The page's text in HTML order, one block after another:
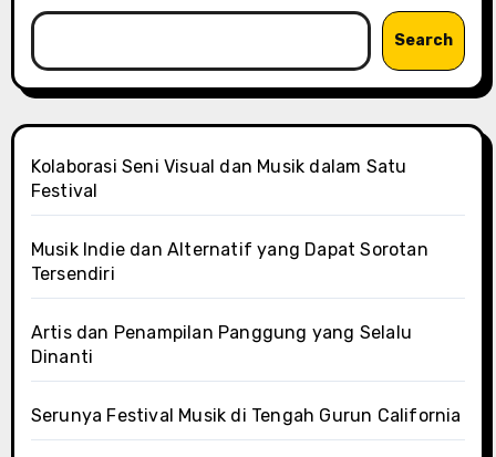
Search
Kolaborasi Seni Visual dan Musik dalam Satu
Festival
Musik Indie dan Alternatif yang Dapat Sorotan
Tersendiri
Artis dan Penampilan Panggung yang Selalu
Dinanti
Serunya Festival Musik di Tengah Gurun California